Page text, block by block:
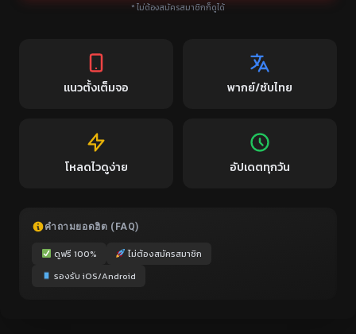
* ไม่ต้องสมัครสมาชิกก็ดูได้
แนวตั้งเต็มจอ พากย์/ซับไทย
โหลดไวดูง่าย อัปเดตทุกวัน
คำถามยอดฮิต (FAQ)
ดูฟรี 100%
ไม่ต้องสมัครสมาชิก
รองรับ iOS/Android